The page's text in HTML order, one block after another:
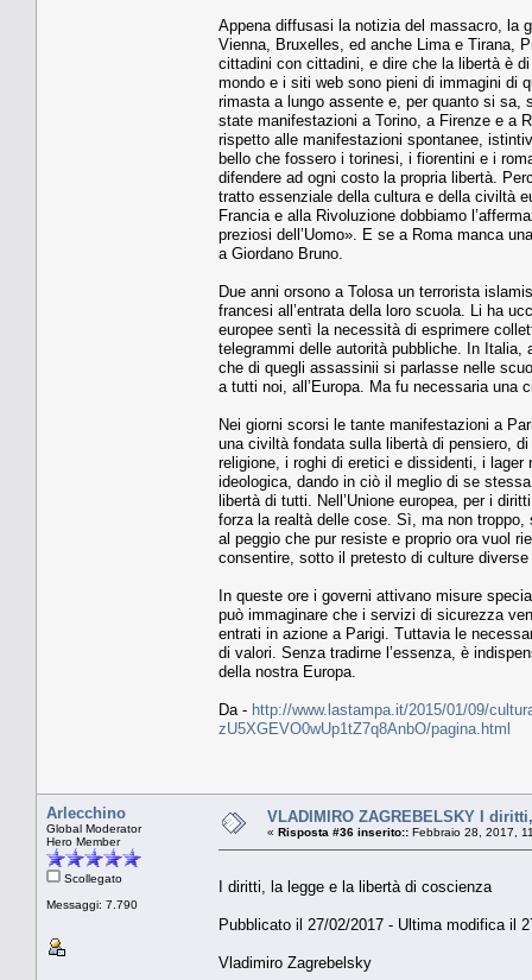
Appena diffusasi la notizia del massacro, la
Vienna, Bruxelles, ed anche Lima e Tirana,
cittadini con cittadini, e dire che la libertà è
mondo e i siti web sono pieni di immagini di
rimasta a lungo assente e, per quanto si sa,
state manifestazioni a Torino, a Firenze e a
rispetto alle manifestazioni spontanee,
bello che fossero i torinesi, i fiorentini e i
difendere ad ogni costo la propria libertà.
tratto essenziale della cultura e della civiltà
Francia e alla Rivoluzione dobbiamo
preziosi dell’Uomo». E se a Roma manca
a Giordano Bruno.
Due anni orsono a Tolosa un terrorista
francesi all’entrata della loro scuola. Li ha
europee sentì la necessità di esprimere
telegrammi delle autorità pubbliche. In Italia,
che di quegli assassinii si parlasse nelle
a tutti noi, all’Europa. Ma fu necessaria una
Nei giorni scorsi le tante manifestazioni a
una civiltà fondata sulla libertà di pensiero,
religione, i roghi di eretici e dissidenti, i lager
ideologica, dando in ciò il meglio di se
libertà di tutti. Nell’Unione europea, per i
forza la realtà delle cose. Sì, ma non
al peggio che pur resiste e proprio ora vuol
consentire, sotto il pretesto di culture
In queste ore i governi attivano misure
può immaginare che i servizi di sicurezza
entrati in azione a Parigi. Tuttavia le
di valori. Senza tradirne l’essenza, è
della nostra Europa.
Da - http://www.lastampa.it/2015/01/09/
zU5XGEVO0wUp1tZ7q8AnbO/pagina.html
Arlecchino
Global Moderator
Hero Member
Scollegato
Messaggi: 7.790
VLADIMIRO ZAGREBELSKY I
« Risposta #36 inserito:: Febbraio 28, 2017,
I diritti, la legge e la libertà di coscienza
Pubblicato il 27/02/2017 - Ultima modifica il
Vladimiro Zagrebelsky